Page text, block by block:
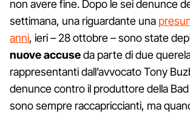
non avere fine. Dopo le sei denunce
settimana, una riguardante una
anni, ieri – 28 ottobre – sono state
nuove accuseda parte di due
rappresentanti dall’avvocato Tony
denunce contro il produttore della
sono sempre raccapriccianti, ma